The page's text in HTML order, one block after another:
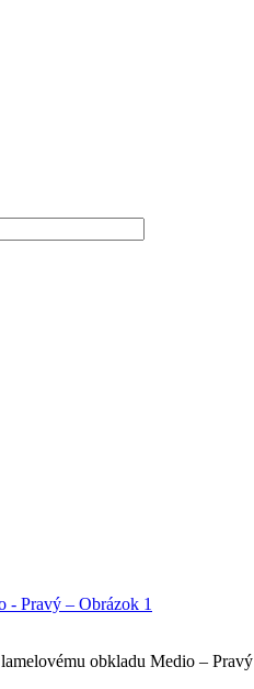
obkladu Medio – Pravý